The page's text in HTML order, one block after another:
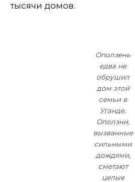
тысячи домов.
Оползень
едва не
обрушил
дом этой
семьи в
Уганде.
Оползни,
вызванные
сильными
дождями,
сметают
целые